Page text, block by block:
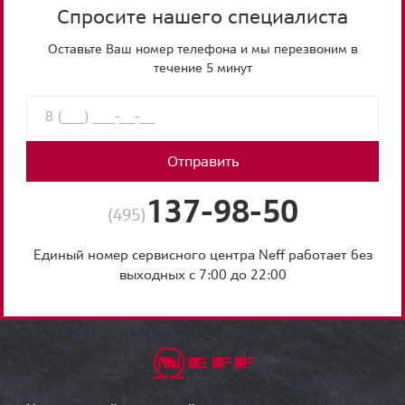
Спросите нашего специалиста
Оставьте Ваш номер телефона и мы перезвоним в
течение 5 минут
Отправить
(495) 137-98-50
Единый номер сервисного центра Neff работает без
выходных с 7:00 до 22:00